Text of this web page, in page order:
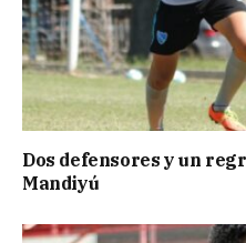
Dos defensores y un
Mandiyú